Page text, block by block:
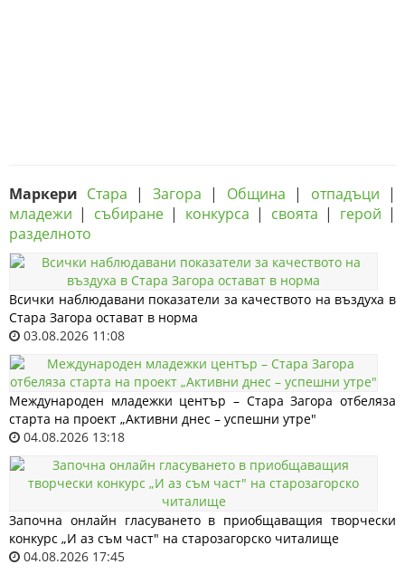
Маркери Стара | Загора | Община | отпадъци |
младежи | събиране| конкурса | своята | герой |
разделното
Всички наблюдавани показатели за качеството на въздуха в
Стара Загора остават в норма
03.08.2026 11:08
Международен младежки център – Стара Загора отбеляза
старта на проект „Активни днес – успешни утре"
04.08.2026 13:18
Започна онлайн гласуването в приобщаващия творчески
конкурс „И аз съм част" на старозагорско читалище
04.08.2026 17:45